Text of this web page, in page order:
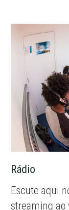
Rádio
Escute aqui
streaming ao